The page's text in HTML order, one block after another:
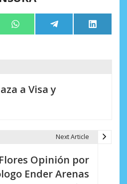
Compartir
en
WhatsApp Compartir
en
Telegram
en
LinkedIn
a Visa y
Next Article
Opinión por
Ender Arenas